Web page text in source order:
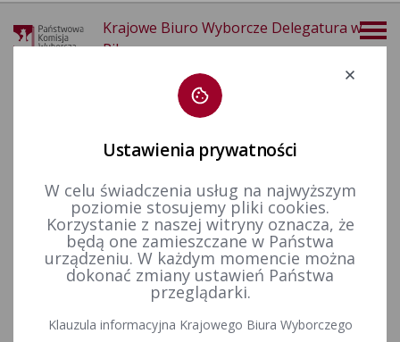
Krajowe Biuro Wyborcze Delegatura w
Pile
Archiwum
Uroczystość wręczenia uchwały PKW o wyborze Prezydenta
Ustawienia prywatności
W celu świadczenia usług na najwyższym
poziomie stosujemy pliki cookies.
Korzystanie z naszej witryny oznacza, że
będą one zamieszczane w Państwa
urządzeniu. W każdym momencie można
dokonać zmiany ustawień Państwa
przeglądarki.
Klauzula informacyjna Krajowego Biura Wyborczego